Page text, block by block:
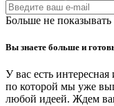
Больше не показывать
Вы знаете больше и
У вас есть
по которой мы уже
любой идеей. Ждем